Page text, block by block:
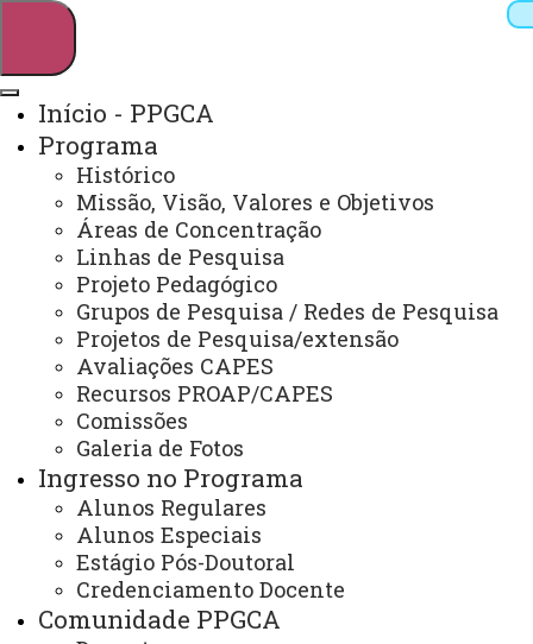
Webmail Sistemas
Arquivo Virtual
Campus
Início - PPGCA
Programa
Histórico
Missão, Visão, Valores e Objetivos
Áreas de Concentração
Linhas de Pesquisa
Projeto Pedagógico
Grupos de Pesquisa / Redes de Pesquisa
Projetos de Pesquisa/extensão
Avaliações CAPES
Recursos PROAP/CAPES
Comissões
Galeria de Fotos
Ingresso no Programa
Alunos Regulares
Alunos Especiais
Estágio Pós-Doutoral
Credenciamento Docente
Comunidade PPGCA
Mestrado em Ciências Ambientais
Nossa Localização